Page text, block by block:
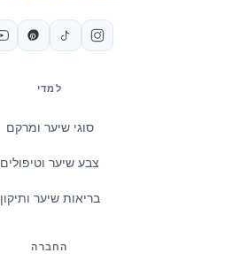
למדי
סוגי שיער ומרקם
צבע שיער וטיפולים
בריאות שיער ותיקון
החברה